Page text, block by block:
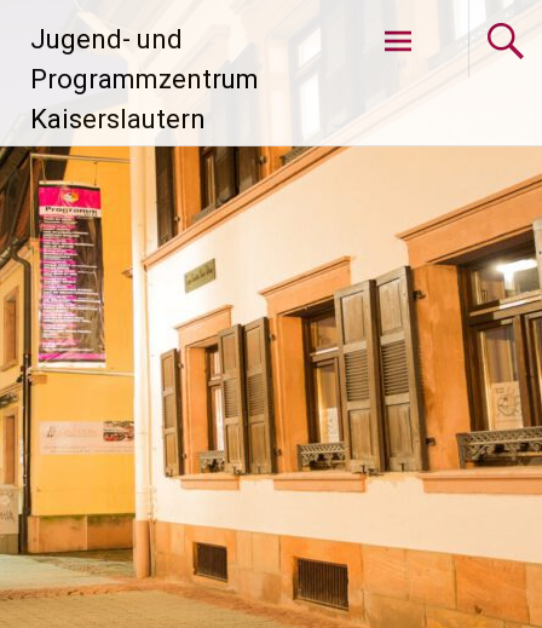
Inhalt
springen
Jugend- und
Programmzentrum
Kaiserslautern